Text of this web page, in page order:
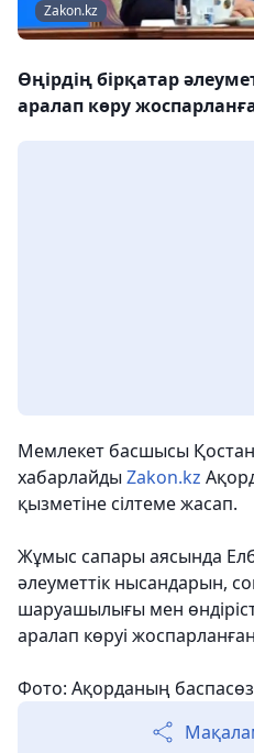
Zakon.kz
Өңірдің бірқатар
аралап көру
Мемлекет басшысы
хабарлайды Zakon.kz
қызметіне сілтеме жасап.
Жұмыс сапары аясында
әлеуметтік нысандарын,
шаруашылығы мен
аралап көруі
Фото: Ақорданың